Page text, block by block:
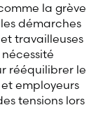
la grève
démarches
travailleuses
rééquilibrer le
employeurs
tensions lors